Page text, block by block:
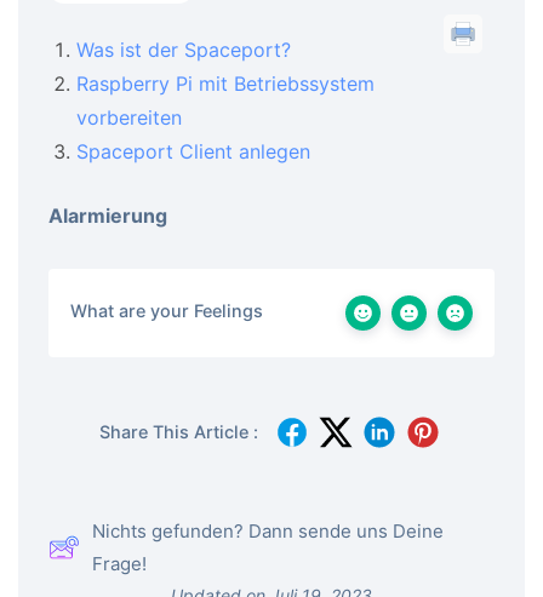
Was ist der Spaceport?
Raspberry Pi mit Betriebssystem
vorbereiten
Spaceport Client anlegen
Alarmierung
What are your Feelings
Share This Article :
Nichts gefunden? Dann sende uns Deine
Frage!